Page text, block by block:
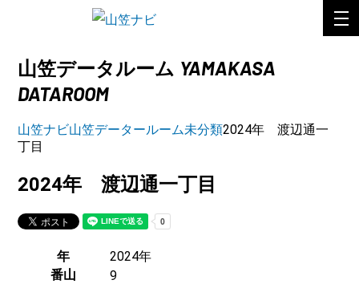
山笠データルーム YAMAKASA
DATAROOM
山笠ナビ山笠データールーム未分類2024年 渡辺通一
丁目
2024年 渡辺通一丁目
年
2024年
番山
9